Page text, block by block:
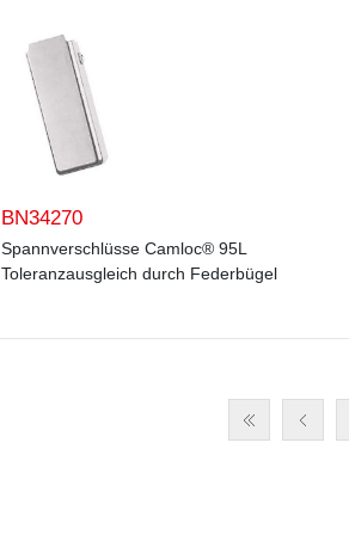
BN34270
Spannverschlüsse Camloc® 95L
Toleranzausgleich durch Federbügel